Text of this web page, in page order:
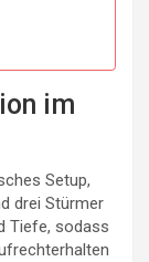
im
Setup,
drei Stürmer
Tiefe, sodass